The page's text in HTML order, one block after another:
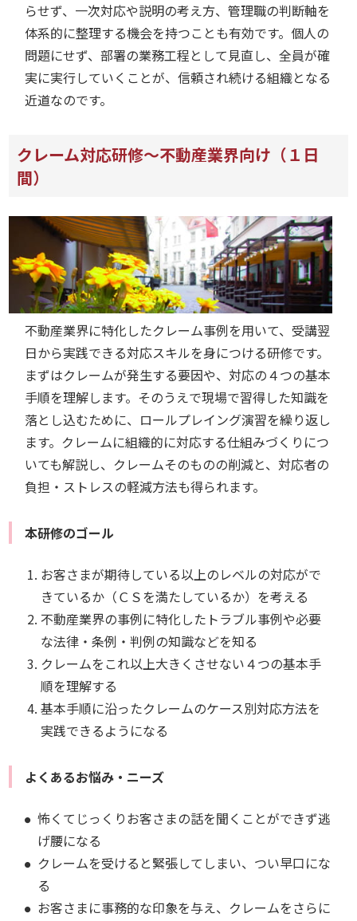
らせず、一次対応や説明の考え方、管理職の判断軸を
体系的に整理する機会を持つことも有効です。個人の
問題にせず、部署の業務工程として見直し、全員が確
実に実行していくことが、信頼され続ける組織となる
近道なのです。
クレーム対応研修～不動産業界向け（１日
間）
不動産業界に特化したクレーム事例を用いて、受講翌
日から実践できる対応スキルを身につける研修です。
まずはクレームが発生する要因や、対応の４つの基本
手順を理解します。そのうえで現場で習得した知識を
落とし込むために、ロールプレイング演習を繰り返し
ます。クレームに組織的に対応する仕組みづくりにつ
いても解説し、クレームそのものの削減と、対応者の
負担・ストレスの軽減方法も得られます。
本研修のゴール
お客さまが期待している以上のレベルの対応がで
きているか（ＣＳを満たしているか）を考える
不動産業界の事例に特化したトラブル事例や必要
な法律・条例・判例の知識などを知る
クレームをこれ以上大きくさせない４つの基本手
順を理解する
基本手順に沿ったクレームのケース別対応方法を
実践できるようになる
よくあるお悩み・ニーズ
怖くてじっくりお客さまの話を聞くことができず逃
げ腰になる
クレームを受けると緊張してしまい、つい早口にな
る
お客さまに事務的な印象を与え、クレームをさらに